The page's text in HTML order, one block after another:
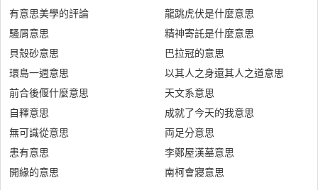
有意思美學的評論
騷屑意思
貝殼砂意思
環島一週意思
前合後偃什麼意思
自釋意思
無可識從意思
患有意思
開緣的意思
龍跳虎伏是什麼意思
精神寄託是什麼意思
巴拉冠的意思
以其人之身還其人之道意思
天文系意思
成就了今天的我意思
両足分意思
李鄭屋漢墓意思
南柯會寢意思